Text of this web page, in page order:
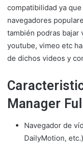
compatibilidad ya
navegadores
también podras bajar
youtube, vimeo etc
de dichos videos y
Manager Full
Navegador de
DailyMotion, etc.)